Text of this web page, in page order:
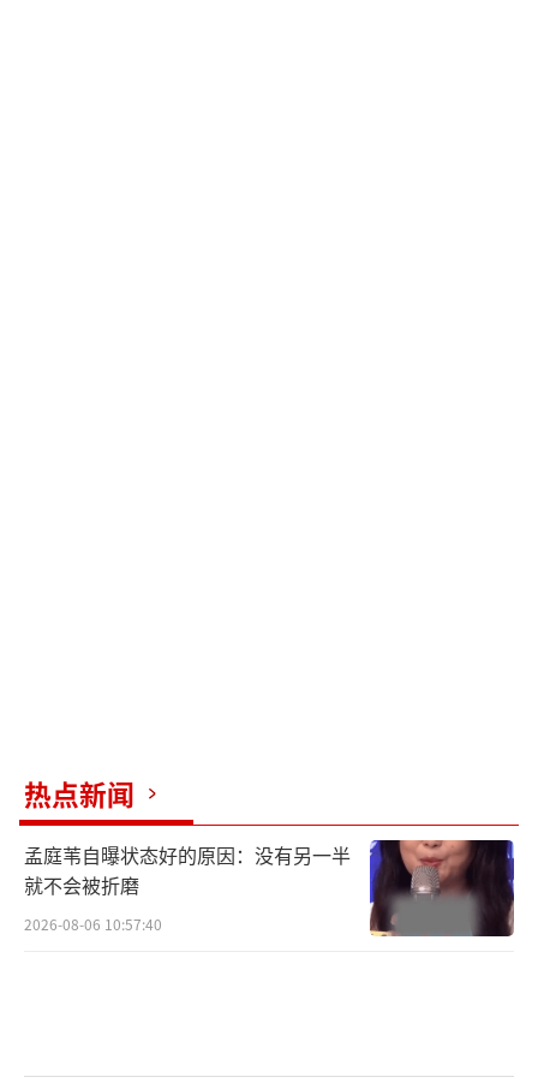
热点新闻
孟庭苇自曝状态好的原因：没有另一半
就不会被折磨
2026-08-06 10:57:40